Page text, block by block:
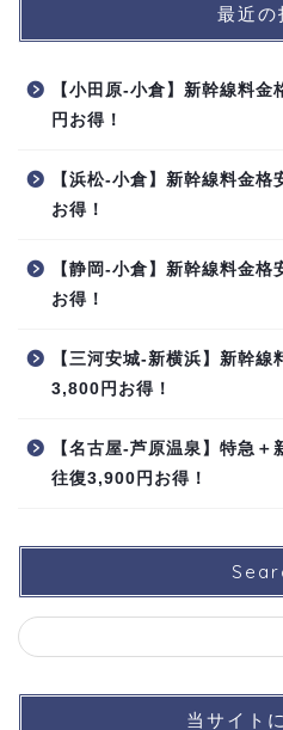
最近の
【小田原-小倉】新幹線料
円お得！
【浜松-小倉】新幹線料金
お得！
【静岡-小倉】新幹線料金
お得！
【三河安城-新横浜】新幹
3,800円お得！
【名古屋-芦原温泉】特急
往復3,900円お得！
当サイト